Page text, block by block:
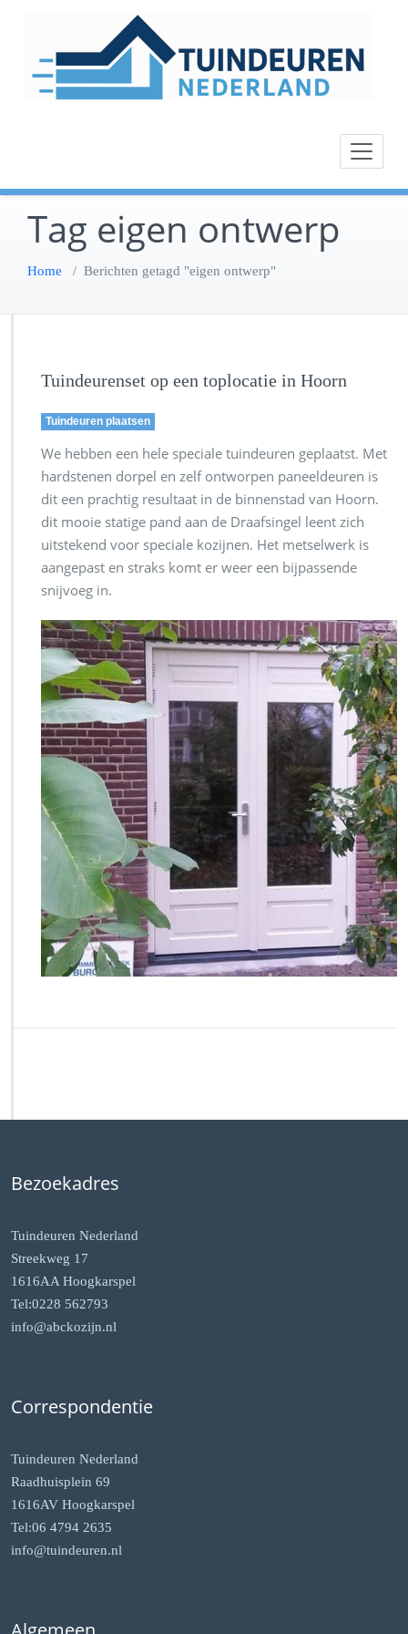
inhoud
Tag eigen ontwerp
Home / Berichten getagd "eigen ontwerp"
Tuindeurenset op een toplocatie in Hoorn
Tuindeuren plaatsen
We hebben een hele speciale tuindeuren geplaatst. Met
hardstenen dorpel en zelf ontworpen paneeldeuren is
dit een prachtig resultaat in de binnenstad van Hoorn.
dit mooie statige pand aan de Draafsingel leent zich
uitstekend voor speciale kozijnen. Het metselwerk is
aangepast en straks komt er weer een bijpassende
snijvoeg in.
Bezoekadres
Tuindeuren Nederland
Streekweg 17
1616AA Hoogkarspel
Tel:0228 562793
info@abckozijn.nl
Correspondentie
Tuindeuren Nederland
Raadhuisplein 69
1616AV Hoogkarspel
Tel:06 4794 2635
info@tuindeuren.nl